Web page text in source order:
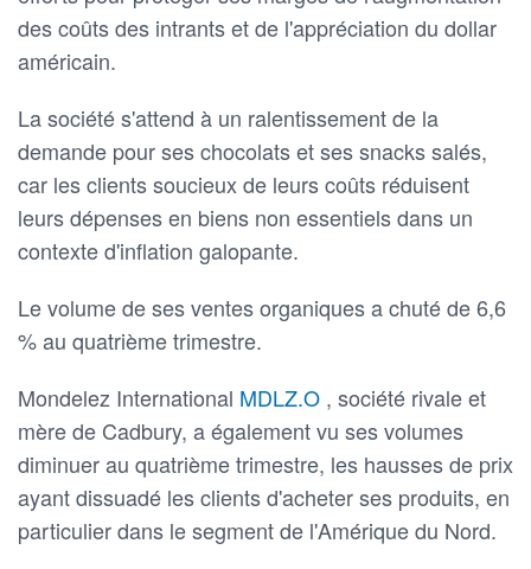
des coûts des intrants et de l'appréciation du dollar
américain.
La société s'attend à un ralentissement de la
demande pour ses chocolats et ses snacks salés,
car les clients soucieux de leurs coûts réduisent
leurs dépenses en biens non essentiels dans un
contexte d'inflation galopante.
Le volume de ses ventes organiques a chuté de 6,6
% au quatrième trimestre.
Mondelez International MDLZ.O , société rivale et
mère de Cadbury, a également vu ses volumes
diminuer au quatrième trimestre, les hausses de prix
ayant dissuadé les clients d'acheter ses produits, en
particulier dans le segment de l'Amérique du Nord.